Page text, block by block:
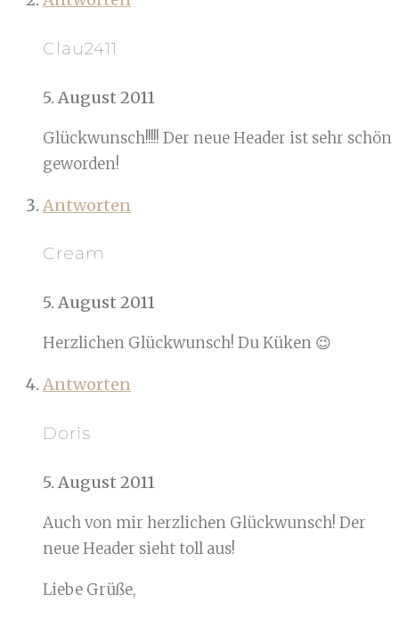
Clau2411
5. August 2011
Glückwunsch!!!!! Der neue Header ist sehr schön
geworden!
Antworten
Cream
5. August 2011
Herzlichen Glückwunsch! Du Küken 😉
Antworten
Doris
5. August 2011
Auch von mir herzlichen Glückwunsch! Der
neue Header sieht toll aus!
Liebe Grüße,